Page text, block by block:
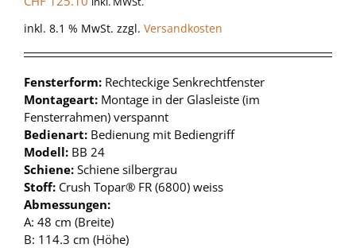
inkl. 8.1 % MwSt. zzgl. Versandkosten
Fensterform: Rechteckige Senkrechtfenster
Montageart: Montage in der Glasleiste (im
Fensterrahmen) verspannt
Bedienart: Bedienung mit Bediengriff
Modell: BB 24
Schiene: Schiene silbergrau
Stoff: Crush Topar® FR (6800) weiss
Abmessungen:
A: 48 cm (Breite)
B: 114.3 cm (Höhe)